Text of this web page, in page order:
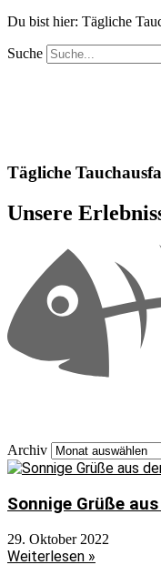
Du bist hier: Tägliche
Suche
Tägliche
Unsere
Archiv
Sonnige Grüße
29. Oktober 2022
Weiterlesen »